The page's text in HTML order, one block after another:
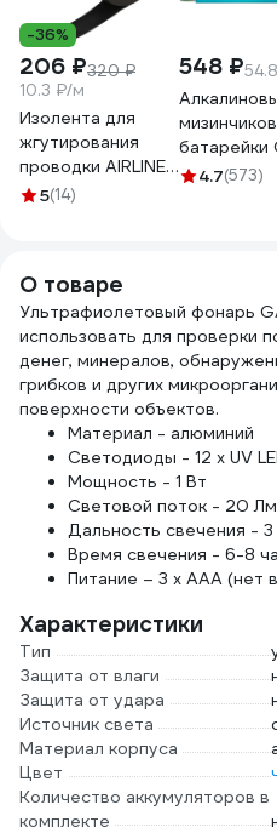
-36%
206 ₽320 ₽
10.3 ₽/м
Изолента для
жгутирования
проводки AIRLINE
19 мм, 20 м,
ADPT003
5(14)
548 ₽
батарейки
АAА Prime
4.7(573)
О товаре
Ультрафиолетовый фонарь
использовать для проверки
денег, минералов,
грибков и других
поверхности объектов.
Материал - алюминий
Светодиоды - 12 х UV
Мощность - 1 Вт
Световой поток - 20 Лм
Дальность свечения -
Время свечения - 6-8
Питание – 3 х AAA (нет
Характеристики
Тип
Защита от влаги
Защита от удара
Источник света
Материал корпуса
Цвет
Количество аккумуляторов в
комплекте